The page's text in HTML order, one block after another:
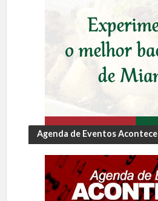
Agenda de Eventos Acontece